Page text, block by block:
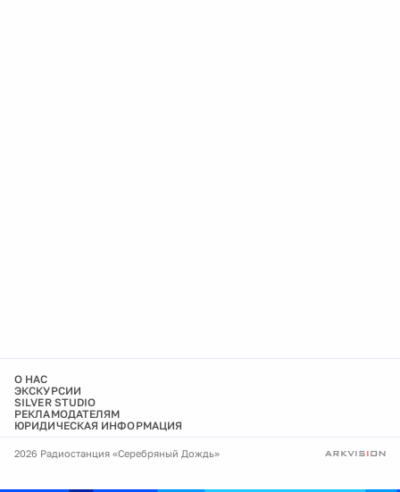
О НАС
ЭКСКУРСИИ
SILVER STUDIO
РЕКЛАМОДАТЕЛЯМ
ЮРИДИЧЕСКАЯ ИНФОРМАЦИЯ
2026 Радиостанция «Серебряный Дождь»